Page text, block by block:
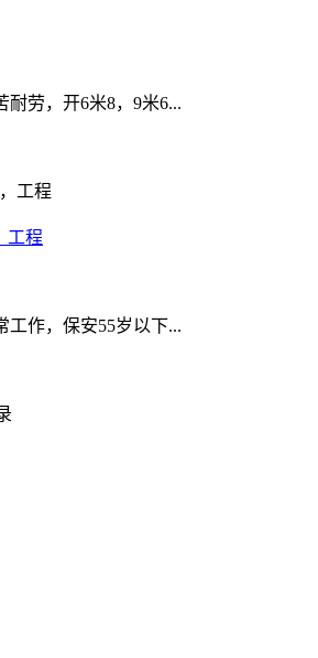
劳，开6米8，9米6...
工程
工作，保安55岁以下...